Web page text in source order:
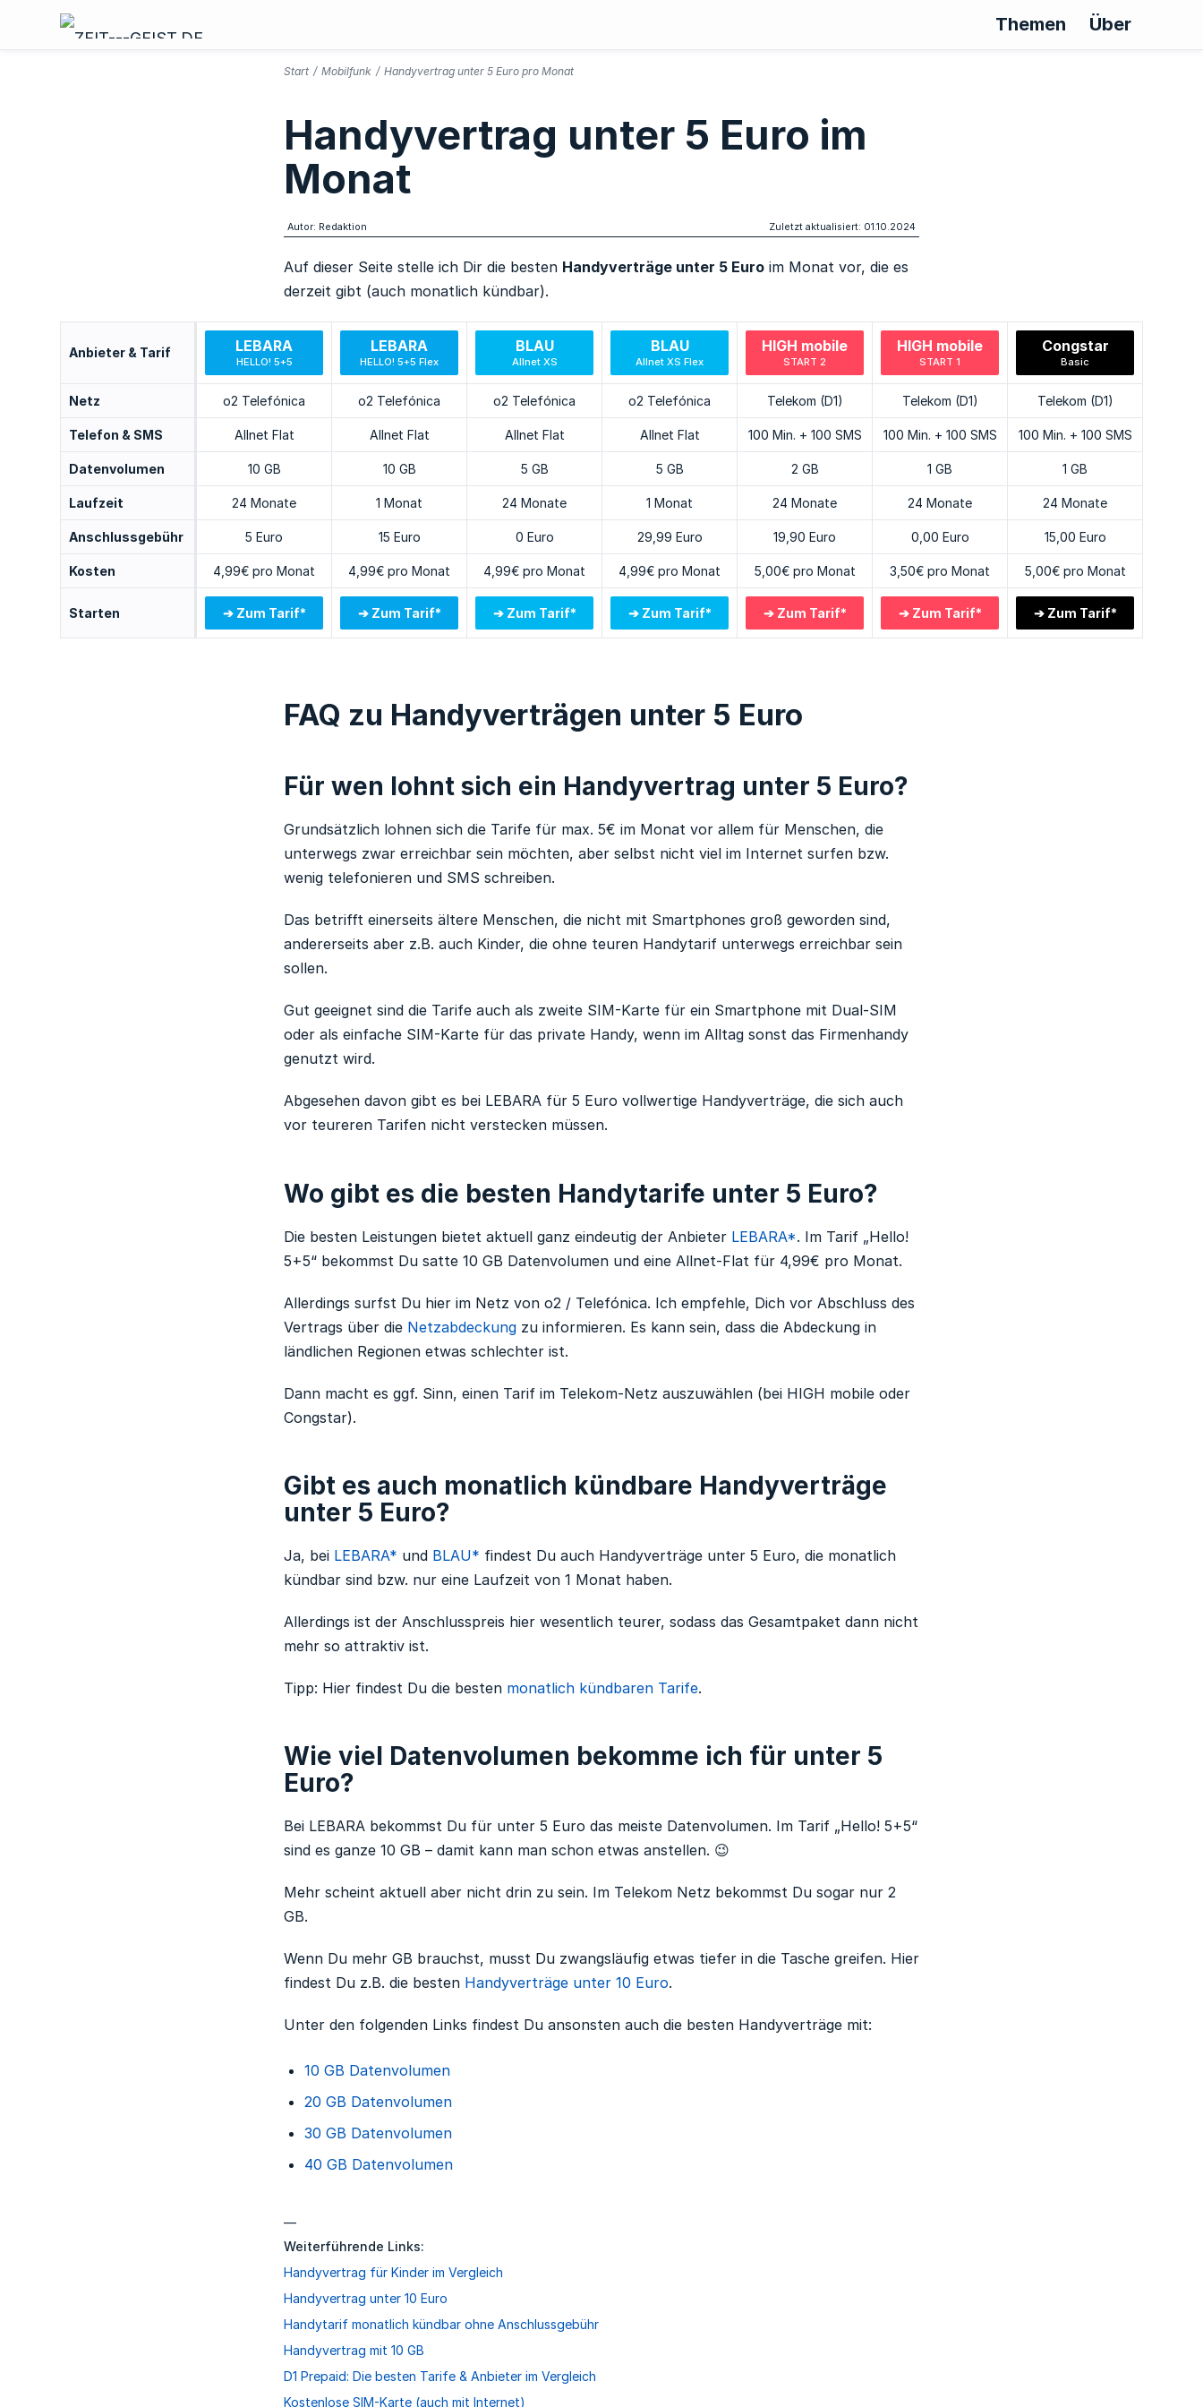
Themen Über
Start / Mobilfunk / Handyvertrag unter 5 Euro pro Monat
Handyvertrag unter 5 Euro im
Monat
Autor: Redaktion Zuletzt aktualisiert: 01.10.2024
Auf dieser Seite stelle ich Dir die besten Handyverträge unter 5 Euro im Monat vor, die es
derzeit gibt (auch monatlich kündbar).
Anbieter & Tarif LEBARA
HELLO! 5+5
LEBARA
HELLO! 5+5 Flex
BLAU
Allnet XS
BLAU
Allnet XS Flex
HIGH mobile
START 2
HIGH mobile
START 1
Congstar
Basic
Netz o2 Telefónica o2 Telefónica o2 Telefónica o2 Telefónica Telekom (D1) Telekom (D1) Telekom (D1)
Telefon & SMS Allnet Flat Allnet Flat Allnet Flat Allnet Flat 100 Min. + 100 SMS 100 Min. + 100 SMS 100 Min. + 100 SMS
Datenvolumen 10 GB 10 GB 5 GB 5 GB 2 GB 1 GB 1 GB
Laufzeit 24 Monate 1 Monat 24 Monate 1 Monat 24 Monate 24 Monate 24 Monate
Anschlussgebühr 5 Euro 15 Euro 0 Euro 29,99 Euro 19,90 Euro 0,00 Euro 15,00 Euro
Kosten 4,99€ pro Monat 4,99€ pro Monat 4,99€ pro Monat 4,99€ pro Monat 5,00€ pro Monat 3,50€ pro Monat 5,00€ pro Monat
Starten ➔ Zum Tarif* ➔ Zum Tarif* ➔ Zum Tarif* ➔ Zum Tarif* ➔ Zum Tarif* ➔ Zum Tarif* ➔ Zum Tarif*
FAQ zu Handyverträgen unter 5 Euro
Für wen lohnt sich ein Handyvertrag unter 5 Euro?
Grundsätzlich lohnen sich die Tarife für max. 5€ im Monat vor allem für Menschen, die
unterwegs zwar erreichbar sein möchten, aber selbst nicht viel im Internet surfen bzw.
wenig telefonieren und SMS schreiben.
Das betrifft einerseits ältere Menschen, die nicht mit Smartphones groß geworden sind,
andererseits aber z.B. auch Kinder, die ohne teuren Handytarif unterwegs erreichbar sein
sollen.
Gut geeignet sind die Tarife auch als zweite SIM-Karte für ein Smartphone mit Dual-SIM
oder als einfache SIM-Karte für das private Handy, wenn im Alltag sonst das Firmenhandy
genutzt wird.
Abgesehen davon gibt es bei LEBARA für 5 Euro vollwertige Handyverträge, die sich auch
vor teureren Tarifen nicht verstecken müssen.
Wo gibt es die besten Handytarife unter 5 Euro?
Die besten Leistungen bietet aktuell ganz eindeutig der Anbieter LEBARA*. Im Tarif „Hello!
5+5“ bekommst Du satte 10 GB Datenvolumen und eine Allnet-Flat für 4,99€ pro Monat.
Allerdings surfst Du hier im Netz von o2 / Telefónica. Ich empfehle, Dich vor Abschluss des
Vertrags über die Netzabdeckung zu informieren. Es kann sein, dass die Abdeckung in
ländlichen Regionen etwas schlechter ist.
Dann macht es ggf. Sinn, einen Tarif im Telekom-Netz auszuwählen (bei HIGH mobile oder
Congstar).
Gibt es auch monatlich kündbare Handyverträge
unter 5 Euro?
Ja, bei LEBARA* und BLAU* findest Du auch Handyverträge unter 5 Euro, die monatlich
kündbar sind bzw. nur eine Laufzeit von 1 Monat haben.
Allerdings ist der Anschlusspreis hier wesentlich teurer, sodass das Gesamtpaket dann nicht
mehr so attraktiv ist.
Tipp: Hier findest Du die besten monatlich kündbaren Tarife.
Wie viel Datenvolumen bekomme ich für unter 5
Euro?
Bei LEBARA bekommst Du für unter 5 Euro das meiste Datenvolumen. Im Tarif „Hello! 5+5“
sind es ganze 10 GB – damit kann man schon etwas anstellen. 😉
Mehr scheint aktuell aber nicht drin zu sein. Im Telekom Netz bekommst Du sogar nur 2
GB.
Wenn Du mehr GB brauchst, musst Du zwangsläufig etwas tiefer in die Tasche greifen. Hier
findest Du z.B. die besten Handyverträge unter 10 Euro.
Unter den folgenden Links findest Du ansonsten auch die besten Handyverträge mit:
10 GB Datenvolumen
20 GB Datenvolumen
30 GB Datenvolumen
40 GB Datenvolumen
—
Weiterführende Links:
Handyvertrag für Kinder im Vergleich
Handyvertrag unter 10 Euro
Handytarif monatlich kündbar ohne Anschlussgebühr
Handyvertrag mit 10 GB
D1 Prepaid: Die besten Tarife & Anbieter im Vergleich
Kostenlose SIM-Karte (auch mit Internet)